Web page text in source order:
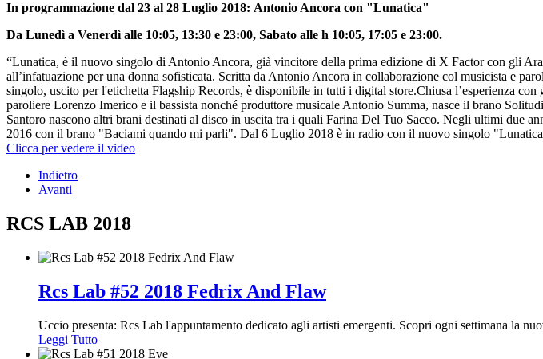
In programmazione dal 23 al 28 Luglio 2018: Antonio Ancora con "Lunatica"
Da Lunedì a Venerdì alle 10:05, 13:30 e 23:00, Sabato alle h 10:05, 17:05 e 23:00.
“Lunatica, è il nuovo singolo di Antonio Ancora, già vincitore della prima edizione di X Factor con gli
all’infatuazione per una donna sofisticata. Scritta da Antonio Ancora in collaborazione col musicista e
singolo, uscito per l'etichetta Flagship Records, è disponibile in tutti i digital store.Chiusa l’esperienza
paroliere Lorenzo Imerico e il bassista nonché produttore musicale Antonio Summa, nasce il brano
Santoro nascono altri brani destinati al disco in uscita tra i quali Farina Del Tuo Sacco. Negli ultimi due
2016 con il brano "Baciami quando mi parli". Dal 6 Luglio 2018 è in radio con il nuovo singolo
Clicca per vedere il video
Indietro
Avanti
RCS LAB 2018
Rcs Lab #52 2018 Fedrix And Flaw
Uccio presenta: Rcs Lab l'appuntamento dedicato agli artisti emergenti. Scopri ogni settimana la
Leggi Tutto